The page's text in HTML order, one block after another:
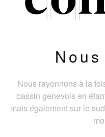
Nous rayonnons à la
bassin genevois en
mais également sur le